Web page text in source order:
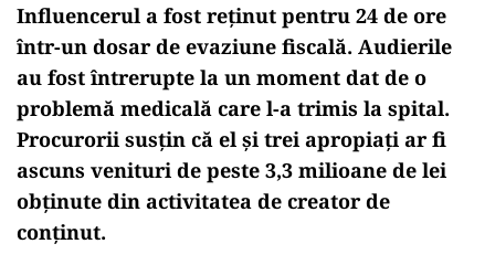
Influencerul a fost reținut pentru 24 de ore
într-un dosar de evaziune fiscală. Audierile
au fost întrerupte la un moment dat de o
problemă medicală care l-a trimis la spital.
Procurorii susțin că el și trei apropiați ar fi
ascuns venituri de peste 3,3 milioane de lei
obținute din activitatea de creator de
conținut.